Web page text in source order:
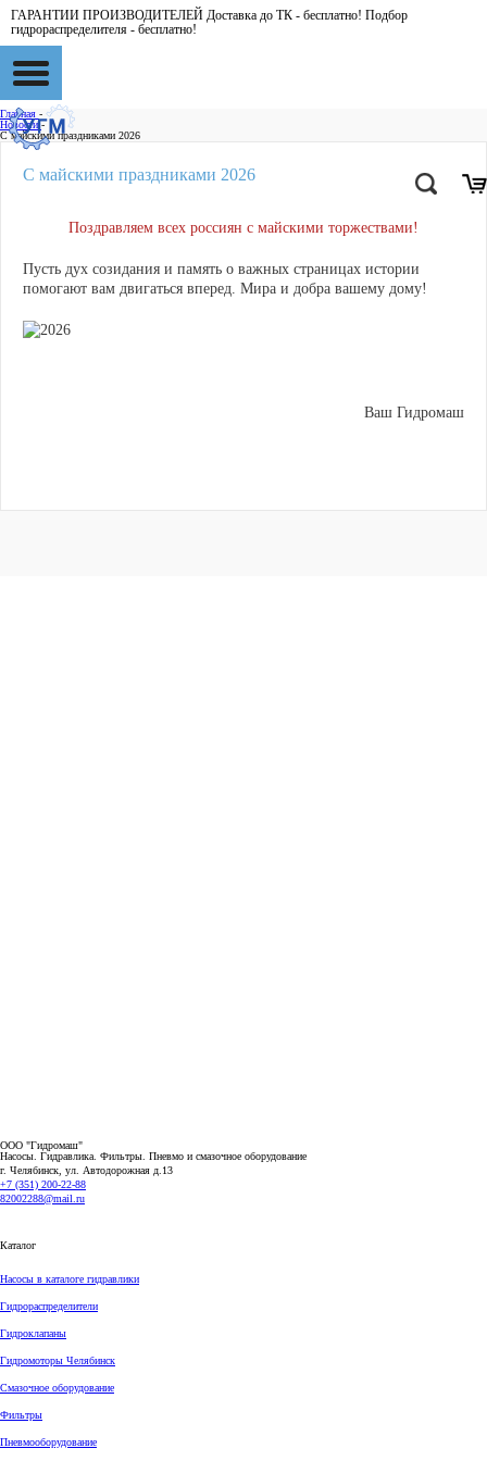
ГАРАНТИИ ПРОИЗВОДИТЕЛЕЙ Доставка до ТК - бесплатно! Подбор
гидрораспределителя - бесплатно!
Главная -
Новости -
С майскими праздниками 2026
С майскими праздниками 2026
Поздравляем всех россиян с майскими торжествами!
Пусть дух созидания и память о важных страницах истории
помогают вам двигаться вперед. Мира и добра вашему дому!
Ваш Гидромаш
ООО "Гидромаш"
Насосы. Гидравлика. Фильтры. Пневмо и смазочное оборудование
г. Челябинск, ул. Автодорожная д.13
+7 (351) 200-22-88
82002288@mail.ru
Каталог
Насосы в каталоге гидравлики
Гидрораспределители
Гидроклапаны
Гидромоторы Челябинск
Смазочное оборудование
Фильтры
Пневмооборудование